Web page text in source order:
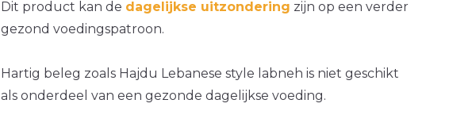
Dit product kan de dagelijkse uitzondering zijn op een verder
gezond voedingspatroon.
Hartig beleg zoals Hajdu Lebanese style labneh is niet geschikt
als onderdeel van een gezonde dagelijkse voeding.